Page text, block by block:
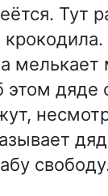
Тут
мелькает
этом дяде